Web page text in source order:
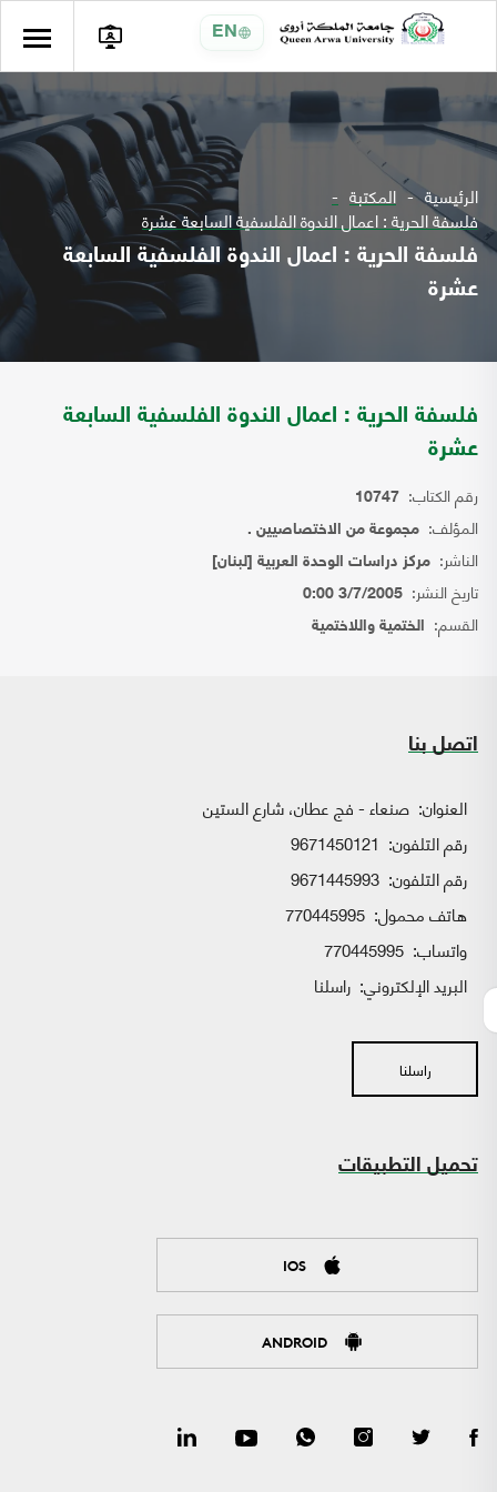
EN
الرئيسية المكتبة
فلسفة الحرية : اعمال الندوة الفلسفية السابعة عشرة
فلسفة الحرية : اعمال الندوة الفلسفية السابعة
عشرة
فلسفة الحرية : اعمال الندوة الفلسفية السابعة
عشرة
رقم الكتاب: 10747
المؤلف: مجموعة من الاختصاصيين .
الناشر: مركز دراسات الوحدة العربية [لبنان]
تاريخ النشر: 3/7/2005 0:00
القسم: الختمية واللاختمية
اتصل بنا
العنوان: صنعاء - فج عطان، شارع الستين
رقم التلفون: 9671450121
رقم التلفون: 9671445993
هاتف محمول: 770445995
واتساب:
البريد الإلكتروني: راسلنا
راسلنا
تحميل التطبيقات
IOS
ANDROID